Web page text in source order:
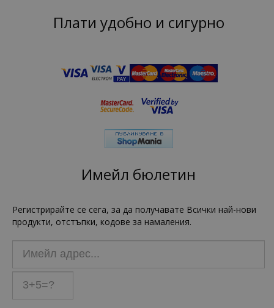
Плати удобно и сигурно
Имейл бюлетин
Регистрирайте се сега, за да получавате Всички най-нови
продукти, отстъпки, кодове за намаления.